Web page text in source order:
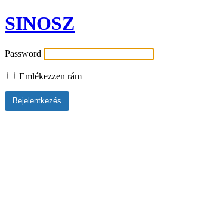
SINOSZ
Password
Emlékezzen rám